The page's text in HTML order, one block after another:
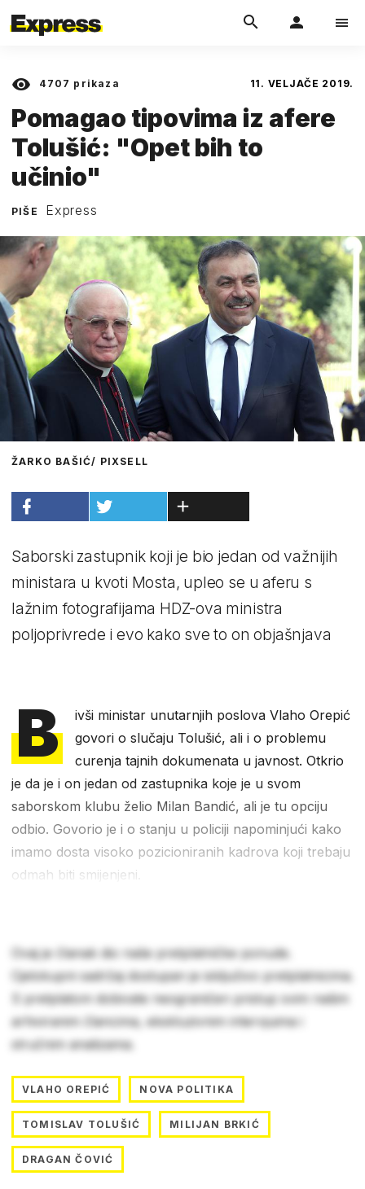
4707 prikaza 11. VELJAČE 2019.
Pomagao tipovima iz afere
Tolušić: "Opet bih to
učinio"
PIŠE Express
ŽARKO BAŠIĆ/ PIXSELL
Saborski zastupnik koji je bio jedan od važnijih
ministara u kvoti Mosta, upleo se u aferu s
lažnim fotografijama HDZ-ova ministra
poljoprivrede i evo kako sve to on objašnjava
B
ivši ministar unutarnjih poslova Vlaho Orepić
govori o slučaju Tolušić, ali i o problemu
curenja tajnih dokumenata u javnost. Otkrio
je da je i on jedan od zastupnika koje je u svom
saborskom klubu želio Milan Bandić, ali je tu opciju
odbio. Govorio je i o stanju u policiji napominjući kako
imamo dosta visoko pozicioniranih kadrova koji trebaju
odmah biti smijenjeni.
Ovaj je članak dio naše pretplatničke ponude.
Cjelokupni sadržaj dostupan je isključivo pretplatnicima.
S pretplatom dobivate neograničen pristup svim našim
arhiviranim člancima, ekskluzivnim intervjuima i
stručnim analizama.
VLAHO OREPIĆ NOVA POLITIKA
TOMISLAV TOLUŠIĆ MILIJAN BRKIĆ
DRAGAN ČOVIĆ